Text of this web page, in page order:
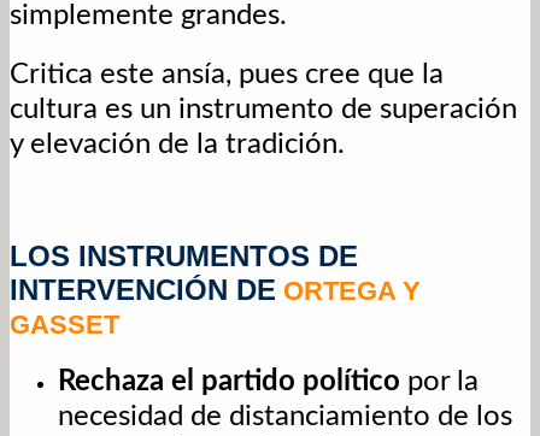
simplemente grandes.
Critica este ansía, pues cree que la
cultura es un instrumento de superación
y elevación de la tradición.
LOS INSTRUMENTOS DE
INTERVENCIÓN DE ORTEGA Y
GASSET
Rechaza el partido político por la
necesidad de distanciamiento de los